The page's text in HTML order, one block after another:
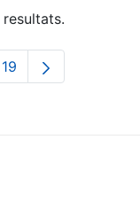
Utilitzeu TAB
Pàgina
19